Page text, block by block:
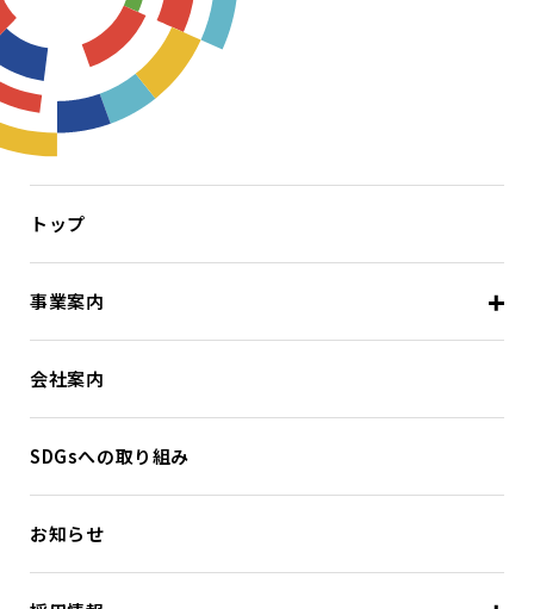
トップ
事業案内
会社案内
SDGsへの取り組み
お知らせ